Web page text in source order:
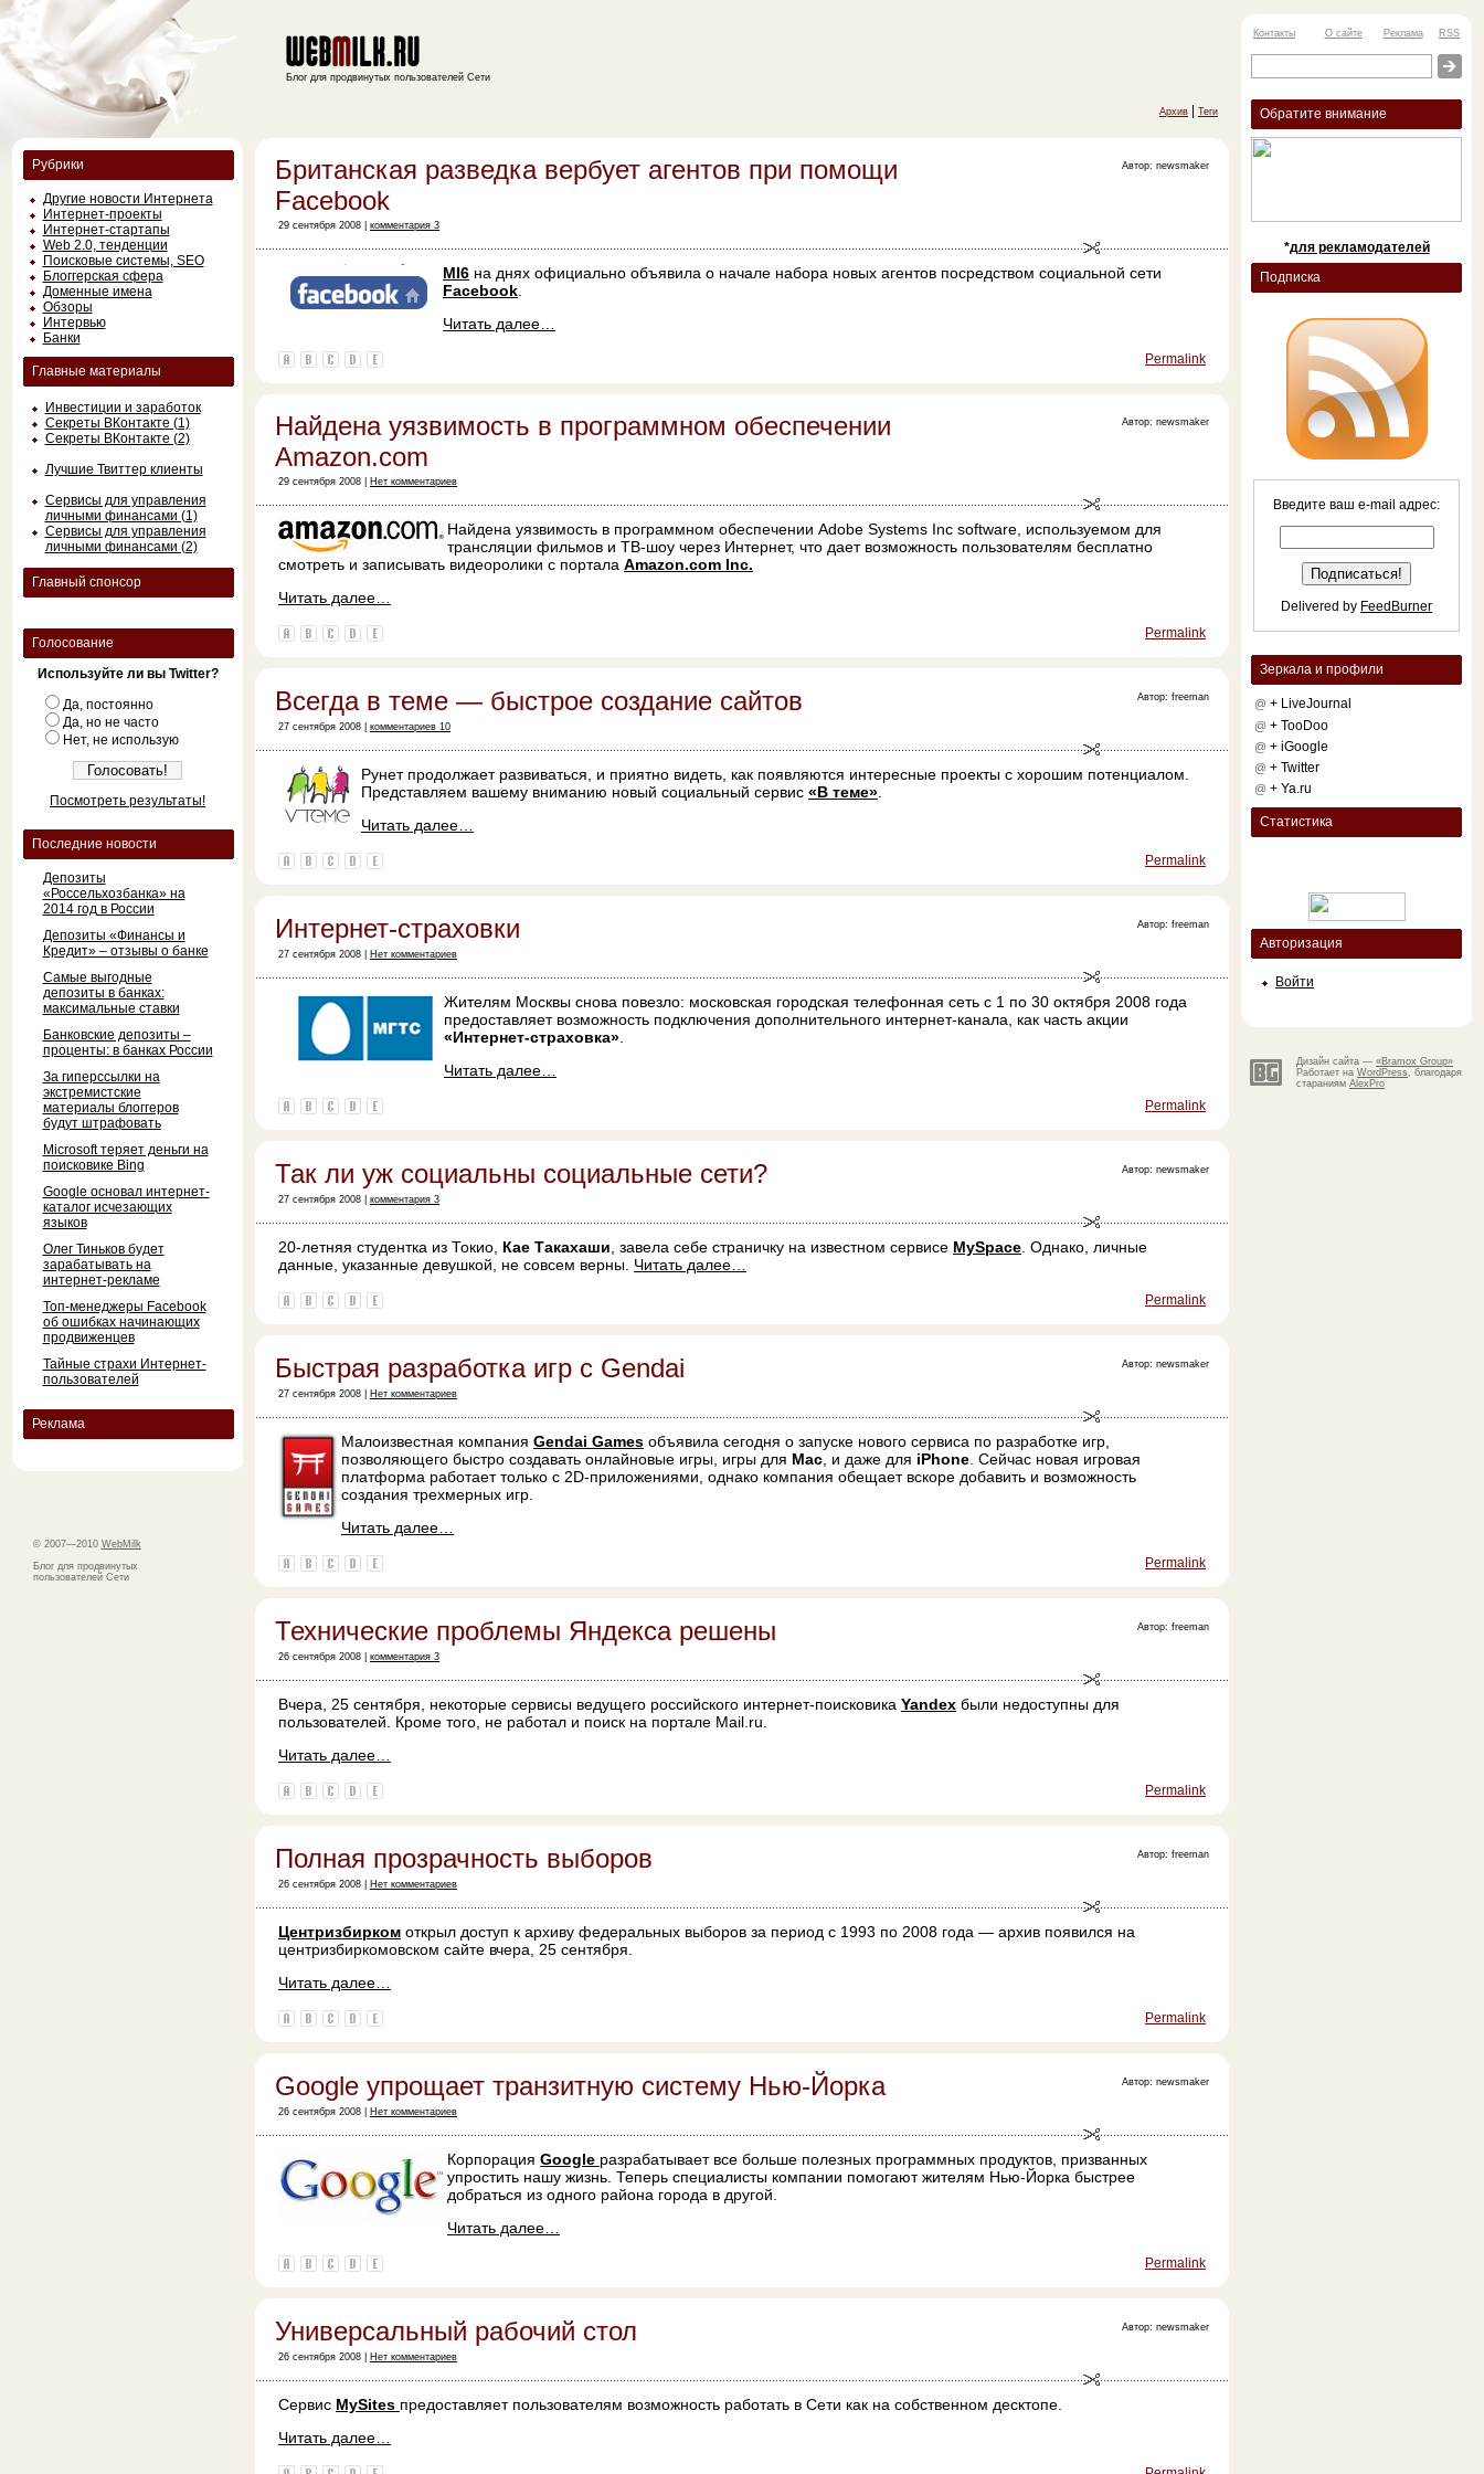
Рубрики
Другие новости Интернета
Интернет-проекты
Интернет-стартапы
Web 2.0, тенденции
Поисковые системы, SEO
Блоггерская сфера
Доменные имена
Обзоры
Интервью
Банки
Главные материалы
Инвестиции и заработок
Секреты ВКонтакте (1)
Секреты ВКонтакте (2)
Лучшие Твиттер клиенты
Сервисы для управления
личными финансами (1)
Сервисы для управления
личными финансами (2)
Главный спонсор
Голосование
Используйте ли вы Twitter?
Да, постоянно
Да, но не часто
Нет, не использую
Посмотреть результаты!
Последние новости
Депозиты
«Россельхозбанка» на
2014 год в России
Депозиты «Финансы и
Кредит» – отзывы о банке
Самые выгодные
депозиты в банках:
максимальные ставки
Банковские депозиты –
проценты: в банках России
За гиперссылки на
экстремистские
материалы блоггеров
будут штрафовать
Microsoft теряет деньги на
поисковике Bing
Google основал интернет-
каталог исчезающих
языков
Олег Тиньков будет
зарабатывать на
интернет-рекламе
Топ-менеджеры Facebook
об ошибках начинающих
продвиженцев
Тайные страхи Интернет-
пользователей
Реклама
© 2007—2010 WebMilk
Блог для продвинутых
пользователей Сети
Блог для продвинутых пользователей Сети
Архив Теги
Британская разведка вербует агентов при помощи
Facebook
29 сентября 2008 | комментария 3
Автор: newsmaker
MI6 на днях официально объявила о начале набора новых агентов посредством социальной сети
Facebook
Читать далее…
Permalink
Найдена уязвимость в программном обеспечении
Amazon.com
29 сентября 2008 | Нет комментариев
Автор: newsmaker
Найдена уязвимость в программном обеспечении Adobe Systems Inc software, используемом для
трансляции фильмов и ТВ-шоу через Интернет, что дает возможность пользователям бесплатно
смотреть и записывать видеоролики с портала Amazon.com Inc.
Читать далее…
Permalink
Всегда в теме — быстрое создание сайтов
27 сентября 2008 | комментариев 10
Автор: freeman
Рунет продолжает развиваться, и приятно видеть, как появляются интересные проекты с хорошим потенциалом.
Представляем вашему вниманию новый социальный сервис «В теме»
Читать далее…
Permalink
Интернет-страховки
27 сентября 2008 | Нет комментариев
Автор: freeman
Жителям Москвы снова повезло: московская городская телефонная сеть с 1 по 30 октября 2008 года
предоставляет возможность подключения дополнительного интернет-канала, как часть акции
«Интернет-страховка»
Читать далее…
Permalink
Так ли уж социальны социальные сети?
27 сентября 2008 | комментария 3
Автор: newsmaker
20-летняя студентка из Токио, Кае Такахаши , завела себе страничку на известном сервисе MySpace . Однако, личные
данные, указанные девушкой, не совсем верны. Читать далее…
Permalink
Быстрая разработка игр с Gendai
27 сентября 2008 | Нет комментариев
Автор: newsmaker
Малоизвестная компания Gendai Games объявила сегодня о запуске нового сервиса по разработке игр,
позволяющего быстро создавать онлайновые игры, игры для Mac , и даже для iPhone . Сейчас новая игровая
платформа работает только с 2D-приложениями, однако компания обещает вскоре добавить и возможность
создания трехмерных игр.
Читать далее…
Permalink
Технические проблемы Яндекса решены
26 сентября 2008 | комментария 3
Автор: freeman
Вчера, 25 сентября, некоторые сервисы ведущего российского интернет-поисковика Yandex были недоступны для
пользователей. Кроме того, не работал и поиск на портале Mail.ru.
Читать далее…
Permalink
Полная прозрачность выборов
26 сентября 2008 | Нет комментариев
Автор: freeman
Центризбирком открыл доступ к архиву федеральных выборов за период с 1993 по 2008 года — архив появился на
центризбиркомовском сайте вчера, 25 сентября.
Читать далее…
Permalink
Google упрощает транзитную систему Нью-Йорка
26 сентября 2008 | Нет комментариев
Автор: newsmaker
Корпорация Google разрабатывает все больше полезных программных продуктов, призванных
упростить нашу жизнь. Теперь специалисты компании помогают жителям Нью-Йорка быстрее
добраться из одного района города в другой.
Читать далее…
Permalink
Универсальный рабочий стол
26 сентября 2008 | Нет комментариев
Автор: newsmaker
Сервис MySites предоставляет пользователям возможность работать в Сети как на собственном десктопе.
Читать далее…
Контакты О сайте Реклама RSS
Обратите внимание
*для рекламодателей
Подписка
Введите ваш e-mail адрес:
Delivered by FeedBurner
Зеркала и профили
@ + LiveJournal
@ + TooDoo
@ + iGoogle
@ + Twitter
@ + Ya.ru
Статистика
Авторизация
Войти
Дизайн сайта — «Bramox Group»
Работает на WordPress, благодаря
стараниям AlexPro